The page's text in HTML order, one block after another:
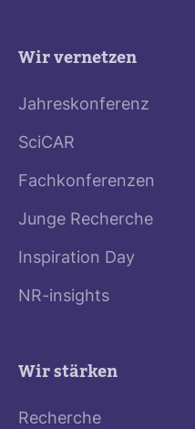
Wir vernetzen
Jahreskonferenz
SciCAR
Fachkonferenzen
Junge Recherche
Inspiration Day
NR-insights
Wir stärken
Recherche